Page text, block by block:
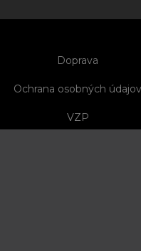
Doprava
Ochrana osobných údajov
VZP